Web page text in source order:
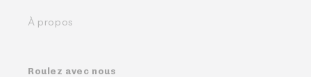
À propos
Roulez avec nous